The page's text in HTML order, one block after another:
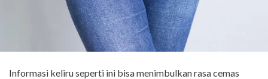
Informasi keliru seperti ini bisa menimbulkan rasa cemas